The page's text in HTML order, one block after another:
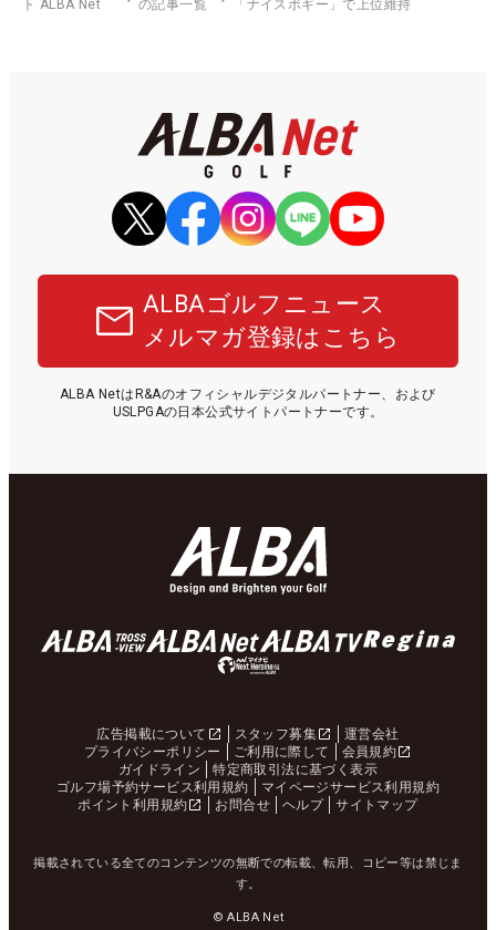
ト ALBA Net
の記事一覧
「ナイスボギー」で上位維持
ALBAゴルフニュース
メルマガ登録はこちら
ALBA NetはR&Aのオフィシャルデジタルパートナー、および
USLPGAの日本公式サイトパートナーです。
広告掲載について スタッフ募集
運営会社
プライバシーポリシー
ご利用に際して
会員規約
ガイドライン
特定商取引法に基づく表示
ゴルフ場予約サービス利用規約
マイページサービス利用規約
ポイント利用規約
お問合せ ヘルプ サイトマップ
掲載されている全てのコンテンツの無断での転載、転用、コピー等は禁じま
す。
© ALBA Net